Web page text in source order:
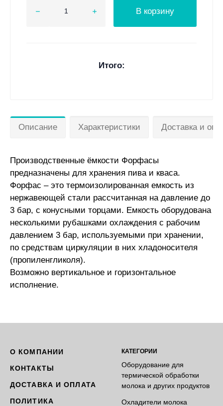
В корзину
Итого:
Описание Характеристики Доставка и
Производственные ёмкости Форфасы
предназначены для хранения пива и кваса.
Форфас – это термоизолированная емкость из
нержавеющей стали рассчитанная на давление до
3 бар, с конусными торцами. Емкость оборудована
несколькими рубашками охлаждения с рабочим
давлением 3 бар, используемыми при хранении,
по средствам циркуляции в них хладоносителя
(пропиленгликоля).
Возможно вертикальное и горизонтальное
исполнение.
О КОМПАНИИ
КОНТАКТЫ
ДОСТАВКА И ОПЛАТА
ПОЛИТИКА
КАТЕГОРИИ
Оборудование для
термической обработки
молока и других продуктов
Охладители молока